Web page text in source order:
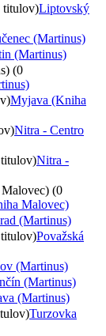
titulov)Liptovský
(Martinus)
(Martinus)
(0
Myjava (Kniha
Nitra - Centro
Nitra -
(0
Malovec)
(Martinus)
Považská
(Martinus)
(Martinus)
(Martinus)
Turzovka